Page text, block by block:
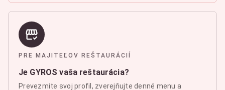
PRE MAJITEĽOV REŠTAURÁCIÍ
Je GYROS vaša reštaurácia?
Prevezmite svoj profil, zverejňujte denné menu a